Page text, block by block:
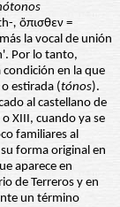
, ὄπισθεν =
la vocal de unión
Por lo tanto,
en la que
estirada (tónos).
al castellano de
XIII, cuando ya se
familiares al
forma original en
aparece en
de Terreros y en
un término